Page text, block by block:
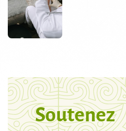
Soutenez